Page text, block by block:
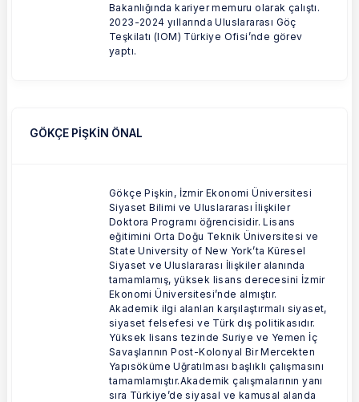
Bakanlığında kariyer memuru olarak çalıştı.
2023-2024 yıllarında Uluslararası Göç
Teşkilatı (IOM) Türkiye Ofisi’nde görev
yaptı.
GÖKÇE PİŞKİN ÖNAL
Gökçe Pişkin, İzmir Ekonomi Üniversitesi
Siyaset Bilimi ve Uluslararası İlişkiler
Doktora Programı öğrencisidir. Lisans
eğitimini Orta Doğu Teknik Üniversitesi ve
State University of New York’ta Küresel
Siyaset ve Uluslararası İlişkiler alanında
tamamlamış, yüksek lisans derecesini İzmir
Ekonomi Üniversitesi’nde almıştır.
Akademik ilgi alanları karşılaştırmalı siyaset,
siyaset felsefesi ve Türk dış politikasıdır.
Yüksek lisans tezinde Suriye ve Yemen İç
Savaşlarının Post-Kolonyal Bir Mercekten
Yapısöküme Uğratılması başlıklı çalışmasını
tamamlamıştır.Akademik çalışmalarının yanı
sıra Türkiye’de siyasal ve kamusal alanda